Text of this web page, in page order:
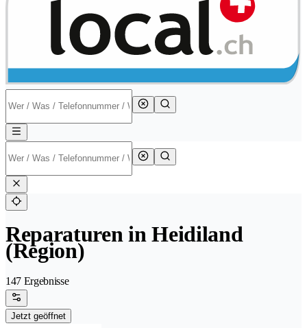
Reparaturen in Heidiland
(Region)
147 Ergebnisse
Jetzt geöffnet